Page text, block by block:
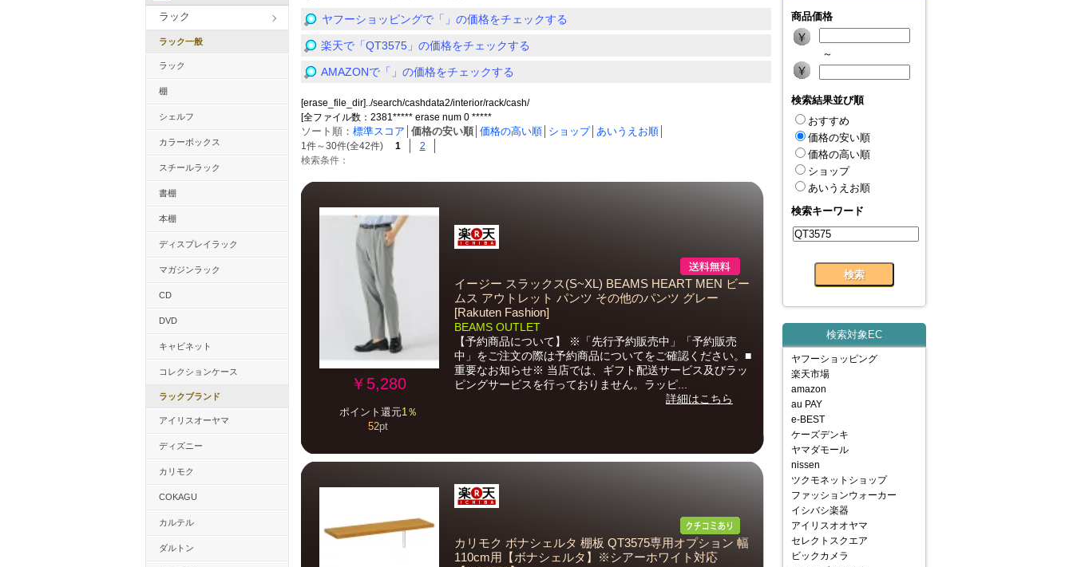
ラック
ラック一般
ラック
棚
シェルフ
カラーボックス
スチールラック
書棚
本棚
ディスプレイラック
マガジンラック
CD
DVD
キャビネット
コレクションケース
ラックブランド
アイリスオーヤマ
ディズニー
カリモク
COKAGU
カルテル
ダルトン
ヤフーショッピングで「」の価格をチェックする
楽天で「QT3575」の価格をチェックする
AMAZONで「」の価格をチェックする
[erase_file_dir]../search/cashdata2/interior/rack/cash/
[全ファイル数：2381***** erase num 0 *****
ソート順： 標準スコア 価格の安い順 価格の高い順 ショップ│ あいうえお順
1件～30件(全42件) 1
2
検索条件：
￥5,280
ポイント還元1％
52pt
イージー スラックス(S~XL) BEAMS HEART MEN ビー
ムス アウトレット パンツ その他のパンツ グレー
[Rakuten Fashion]
BEAMS OUTLET
【予約商品について】 ※「先行予約販売中」「予約販売
中」をご注文の際は予約商品についてをご確認ください。■
重要なお知らせ※ 当店では、ギフト配送サービス及びラッ
ピングサービスを行っておりません。ラッピ...
詳細はこちら
カリモク ボナシェルタ 棚板 QT3575専用オプション 幅
110cm用【ボナシェルタ】※シアーホワイト対応
商品価格
～
検索結果並び順
おすすめ
価格の安い順
価格の高い順
ショップ
あいうえお順
検索キーワード
検索対象EC
ヤフーショッピング
楽天市場
amazon
au PAY
e-BEST
ケーズデンキ
ヤマダモール
nissen
ツクモネットショップ
ファッションウォーカー
イシバシ楽器
アイリスオオヤマ
セレクトスクエア
ビックカメラ